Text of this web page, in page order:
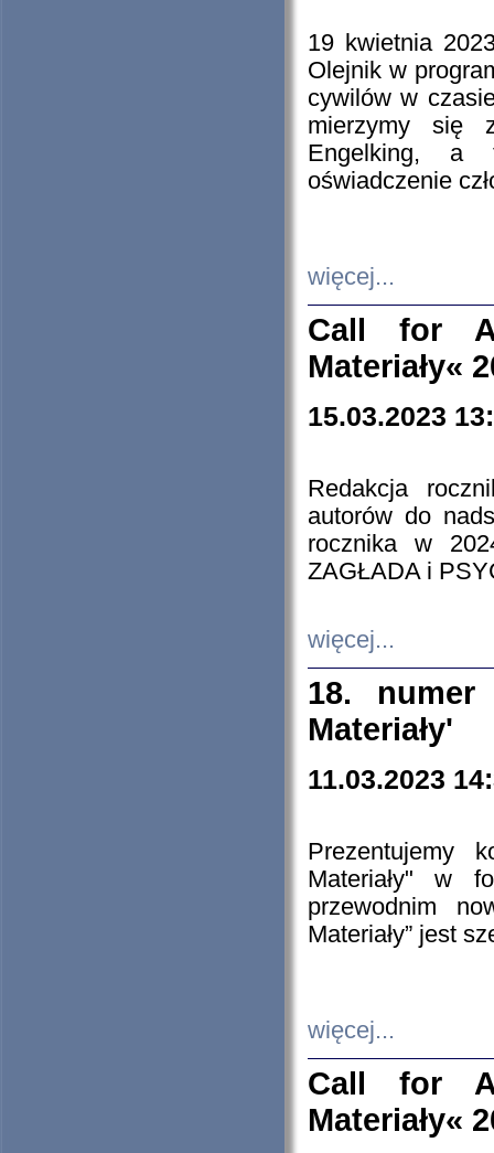
19 kwietnia
Olejnik w
cywilów w
mierzymy się
Engelking, a
oświadczenie
więcej...
Call for
Materiały«
15.03.2023
Redakcja
autorów do
rocznika w
ZAGŁADA i
więcej...
18. numer
Materiały'
11.03.2023
Prezentujemy
Materiały" w
przewodnim
Materiały” jest
więcej...
Call for
Materiały«